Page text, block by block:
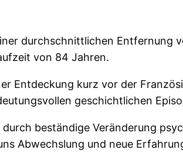
durchschnittlichen
von 84 Jahren.
Entdeckung kurz vor der
geschichtlichen
beständige Veränderung
Abwechslung und neue